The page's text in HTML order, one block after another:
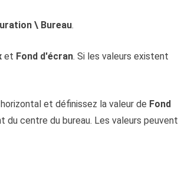
\ Bureau.
et Fond d'écran. Si les valeurs existent
et définissez la valeur de Fond
centre du bureau. Les valeurs peuvent